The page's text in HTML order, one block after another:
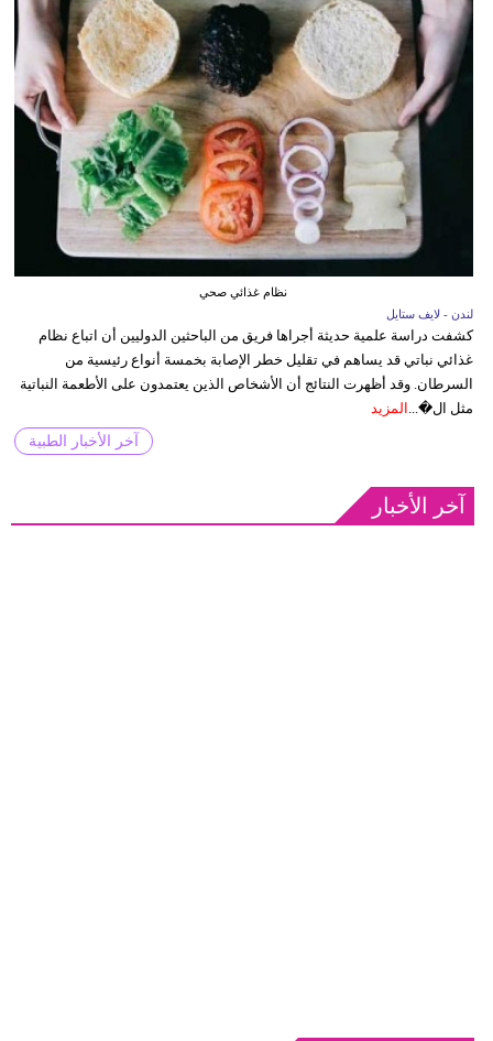
نظام غذائي صحي
لندن - لايف ستايل
كشفت دراسة علمية حديثة أجراها فريق من الباحثين الدوليين أن اتباع نظام
غذائي نباتي قد يساهم في تقليل خطر الإصابة بخمسة أنواع رئيسية من
السرطان. وقد أظهرت النتائج أن الأشخاص الذين يعتمدون على الأطعمة النباتية
مثل ال�...
المزيد
آخر الأخبار الطبية
آخر الأخبار